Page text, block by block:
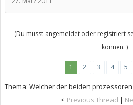
(Du musst angemeldet oder registriert
können. )
1 2 3 4 5
Thema: Welcher der beiden
< Previous Thread |